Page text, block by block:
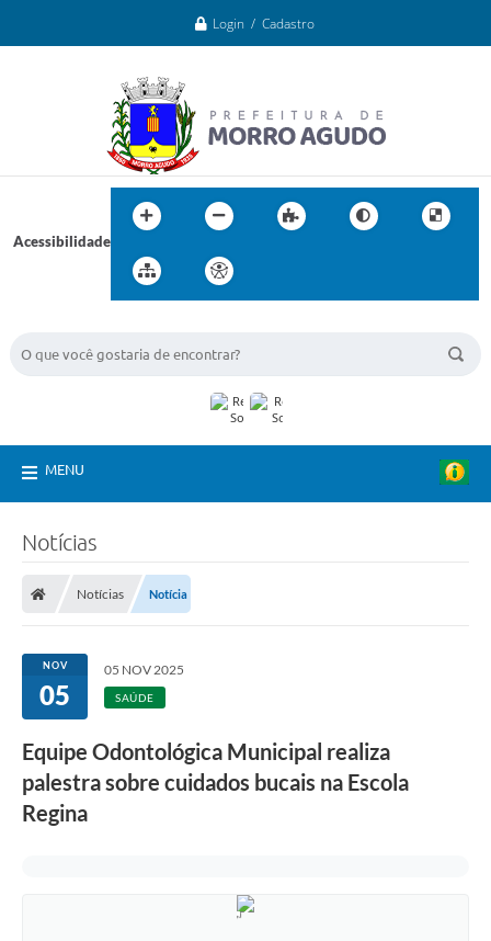
Login / Cadastro
Acessibilidade
MENU
Notícias
Notícias Notícia
NOV
05
05 NOV 2025
SAÚDE
Equipe Odontológica Municipal realiza
palestra sobre cuidados bucais na Escola
Regina